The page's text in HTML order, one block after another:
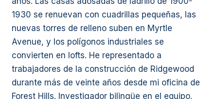
1930 se renuevan con cuadrillas pequeñas, las
nuevas torres de relleno suben en Myrtle
Avenue, y los polígonos industriales se
convierten en lofts. He representado a
trabajadores de la construcción de Ridgewood
durante más de veinte años desde mi oficina de
Forest Hills. Investigador bilingüe en el equipo.